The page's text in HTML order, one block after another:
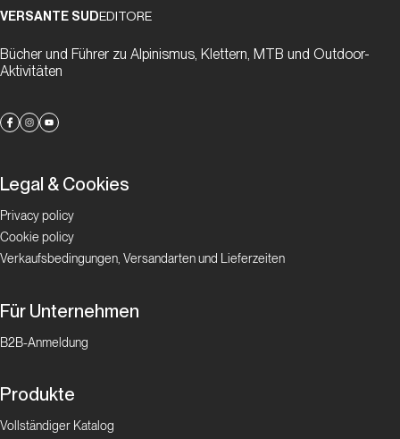
VERSANTE SUDEDITORE
Bücher und Führer zu Alpinismus, Klettern, MTB und Outdoor-
Aktivitäten
Legal & Cookies
Privacy policy
Cookie policy
Verkaufsbedingungen, Versandarten und Lieferzeiten
Für Unternehmen
B2B-Anmeldung
Produkte
Vollständiger Katalog